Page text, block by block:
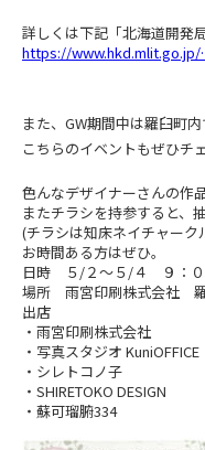
詳しくは下記「北海道開発
https://
また、GW期間中は羅臼町
こちらのイベントもぜひチ
色んなデザイナーさんの作
またチラシを持参すると、
(チラシは知床ネイチャーク
お時間ある方はぜひ。
日時 ５/２～５/４ ９：０
場所 雨宮印刷株式会社
出店
・雨宮印刷株式会社
・写真スタジオ KuniOFFICE
・シレトコノ子
・SHIRETOKO DESIGN
・蘇可瑠腑334